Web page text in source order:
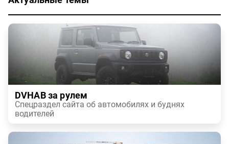
DVHAB за рулем
Спецраздел сайта об автомобилях и буднях
водителей